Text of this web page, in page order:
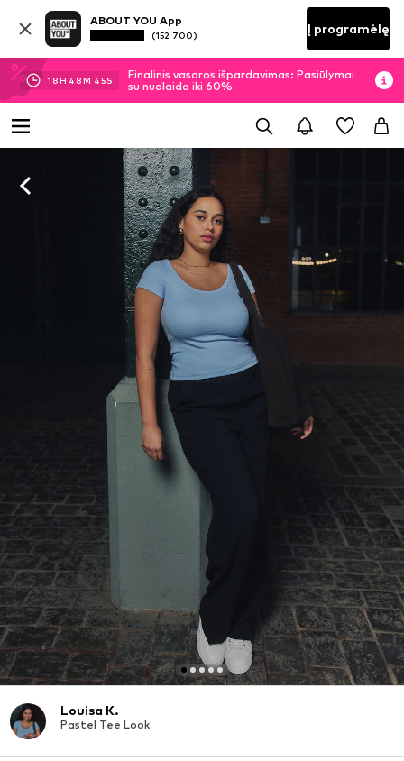
ABOUT YOU App
(152 700) Į programėlę
18H 48M 44S
Finalinis vasaros išpardavimas: Pasiūlymai
su nuolaida iki 60%
Louisa K.
Pastel Tee Look